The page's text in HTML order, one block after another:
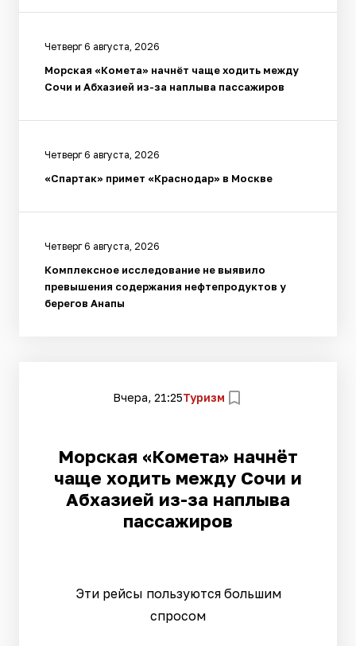
Четверг 6 августа, 2026
Морская «Комета» начнёт чаще ходить между
Сочи и Абхазией из-за наплыва пассажиров
Четверг 6 августа, 2026
«Спартак» примет «Краснодар» в Москве
Четверг 6 августа, 2026
Комплексное исследование не выявило
превышения содержания нефтепродуктов у
берегов Анапы
Вчера, 21:25Туризм
Морская «Комета» начнёт
чаще ходить между Сочи и
Абхазией из-за наплыва
пассажиров
Эти рейсы пользуются большим
спросом